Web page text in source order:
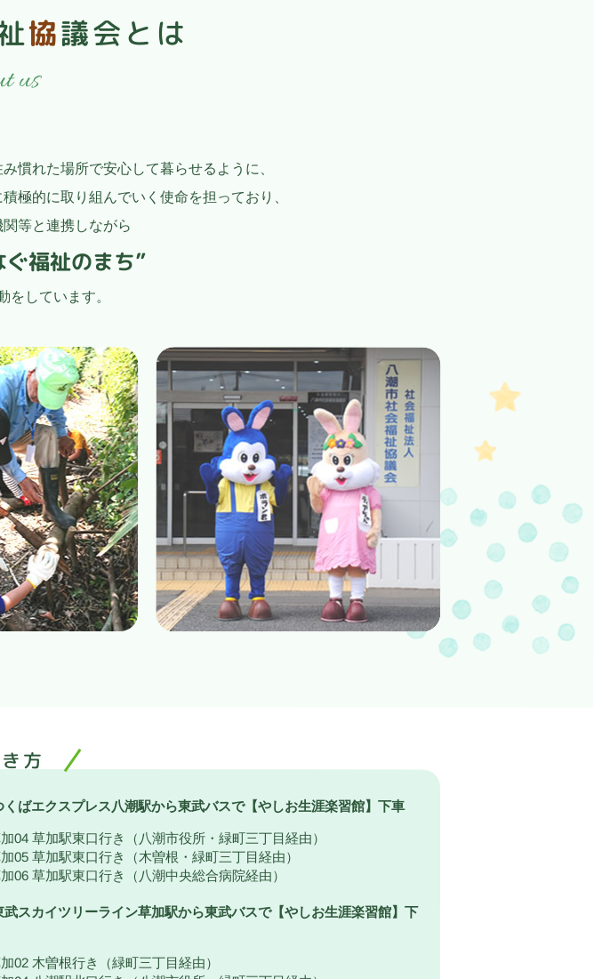
協議会 とは
us
慣れた場所で安心して暮らせるように、
極的に取り組んでいく使命を担っており、
等と連携しながら
福祉のまち”
をしています。
方
ばエクスプレス八潮駅から東武バスで【やしお生涯楽習館】下車
04 草加駅東口行き（八潮市役所・緑町三丁目経由）
05 草加駅東口行き（木曽根・緑町三丁目経由）
06 草加駅東口行き（八潮中央総合病院経由）
スカイツリーライン草加駅から東武バスで【やしお生涯楽習館】下
02 木曽根行き（緑町三丁目経由）